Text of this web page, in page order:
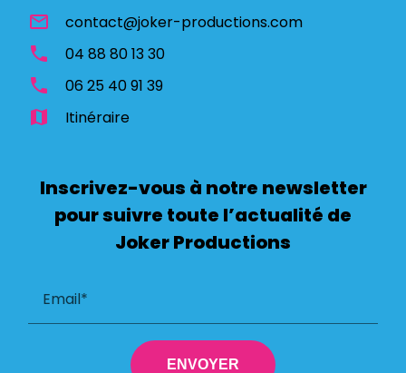
mail_outline contact@joker-productions.com
phone 04 88 80 13 30
phone 06 25 40 91 39
map Itinéraire
Inscrivez-vous à notre newsletter
pour suivre toute l’actualité de
Joker Productions
Email*